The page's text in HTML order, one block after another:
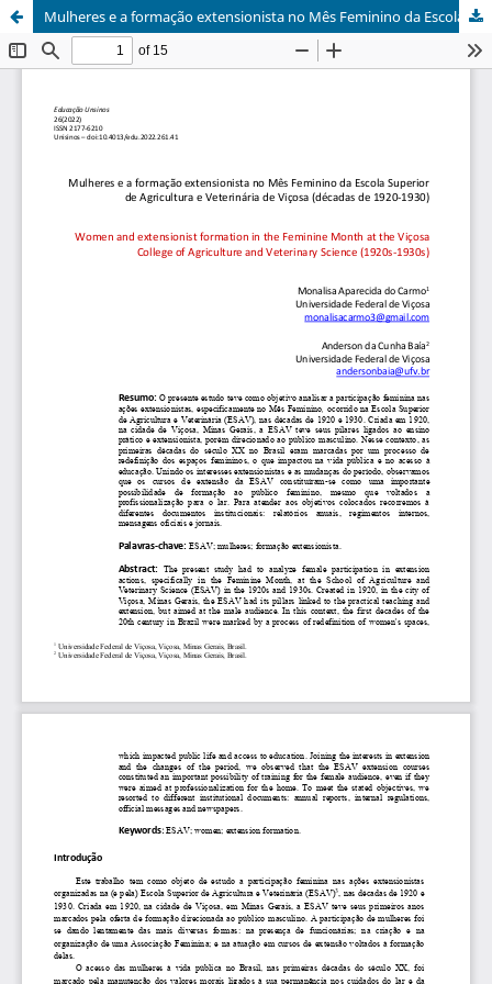
Mulheres e a formação extensionista no Mês Feminino da Escola Superior de Agricultura e Veterinária de Viçosa (décadas de 1920-1930)